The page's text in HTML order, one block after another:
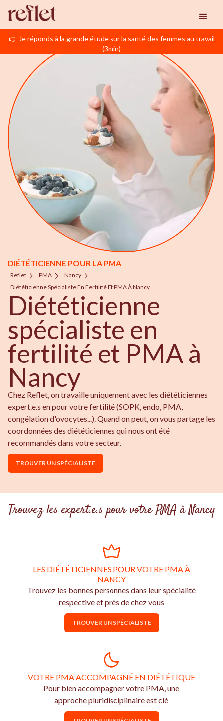
👉 Je réponds à la grande étude sur la santé des femmes au travail
(3min)
DIÉTÉTICIENNE POUR LA PMA
Reflet PMA
Nancy
Diététicienne Spécialiste En Fertilité Et PMA À Nancy
Diététicienne
spécialiste en
fertilité et PMA à
Nancy
Chez Reflet, on travaille uniquement avec les diététiciennes
expert.e.s en pour votre fertilité (SOPK, endo, PMA,
congélation d'ovocytes...). Quand on peut, on vous partage les
coordonnées des diététiciennes qui nous ont été
recommandés dans votre secteur.
TROUVER UN SPÉCIALISTE
Trouvez les expert.e.s pour votre PMA à Nancy
LES DIÉTÉTICIENNES POUR VOTRE PMA À
NANCY
Trouvez les bonnes personnes dans leur spécialité
respective et près de chez vous
TROUVER UN SPÉCIALISTE
VOTRE PMA ACCOMPAGNÉ EN DIÉTÉTIQUE
Pour bien accompagner votre PMA, une
approche pluridisciplinaire est clé